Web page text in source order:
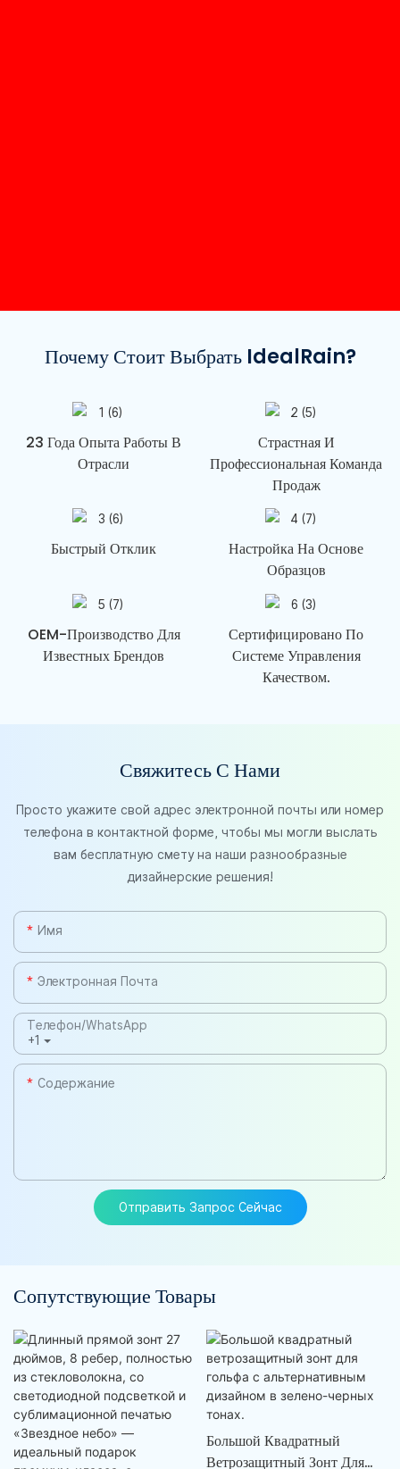
Почему Стоит Выбрать IdealRain?
23 Года Опыта Работы В
Отрасли
Страстная И
Профессиональная Команда
Продаж
Быстрый Отклик
Настройка На Основе
Образцов
OEM-Производство Для
Известных Брендов
Сертифицировано По
Системе Управления
Качеством.
Свяжитесь С Нами
Просто укажите свой адрес электронной почты или номер
телефона в контактной форме, чтобы мы могли выслать
вам бесплатную смету на наши разнообразные
дизайнерские решения!
Имя
Электронная Почта
+1
Телефон/WhatsApp
Содержание
Отправить Запрос Сейчас
Сопутствующие Товары
Большой Квадратный
Ветрозащитный Зонт Для